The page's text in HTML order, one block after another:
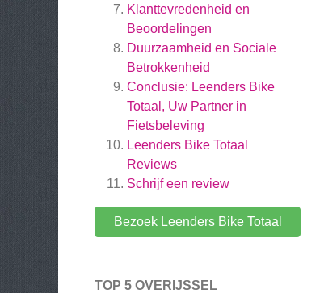
Klanttevredenheid en
Beoordelingen
Duurzaamheid en Sociale
Betrokkenheid
Conclusie: Leenders Bike
Totaal, Uw Partner in
Fietsbeleving
Leenders Bike Totaal
Reviews
Schrijf een review
Bezoek Leenders Bike Totaal
TOP 5 OVERIJSSEL